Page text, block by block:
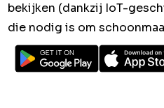
bekijken (dankzij IoT-
die nodig is om